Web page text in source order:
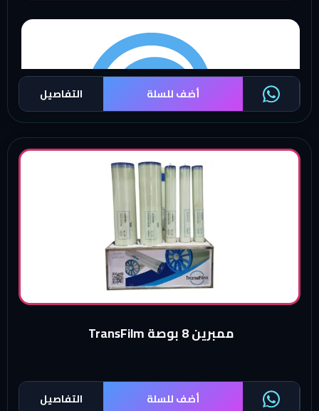
ميديا معالجة المياه لمحطات التحلية ومعالجة
مياه الشرب
التفاصيل أضف للسلة
ممبرين 8 بوصة TransFilm
التفاصيل أضف للسلة